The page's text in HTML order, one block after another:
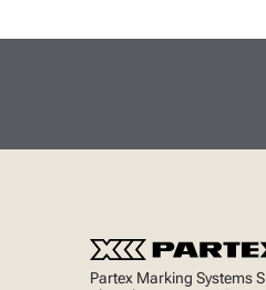
Partex Marking Systems